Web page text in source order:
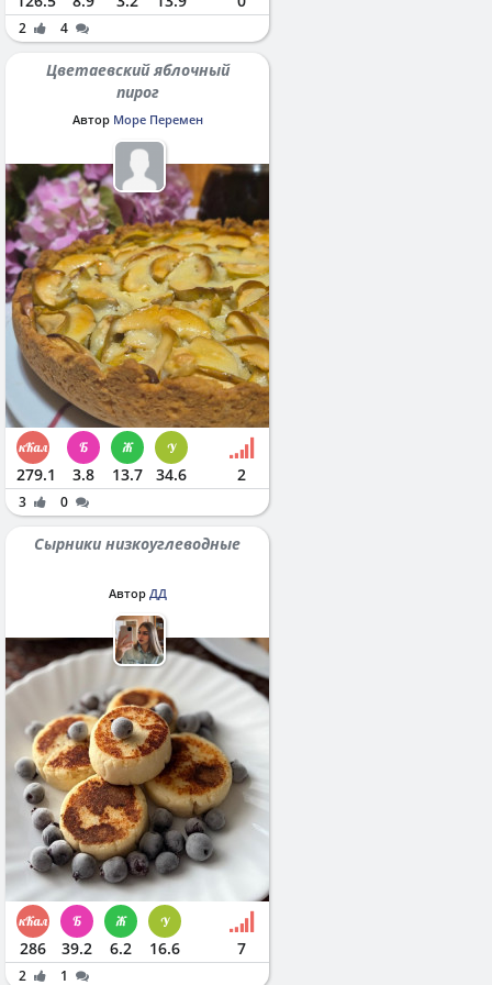
2 4
Цветаевский яблочный
пирог
Автор Море Перемен
279.1 3.8 13.7 34.6 2
3 0
Сырники низкоуглеводные
Автор ДД
286 39.2 6.2 16.6 7
2 1